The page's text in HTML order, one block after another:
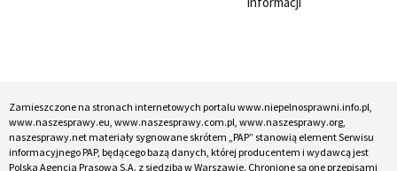
Zamieszczone na stronach internetowych portalu www.niepelnosprawni.info.pl,
www.naszesprawy.eu, www.naszesprawy.com.pl, www.naszesprawy.org,
naszesprawy.net materiały sygnowane skrótem „PAP” stanowią element Serwisu
informacyjnego PAP, będącego bazą danych, której producentem i wydawcą jest
Polska Agencja Prasowa S.A. z siedzibą w Warszawie. Chronione są one przepisami